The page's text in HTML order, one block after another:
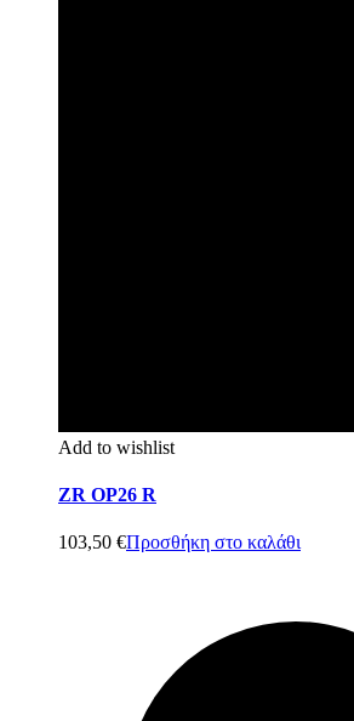
Add to wishlist
ZR OP26 R
103,50 €Προσθήκη στο καλάθι